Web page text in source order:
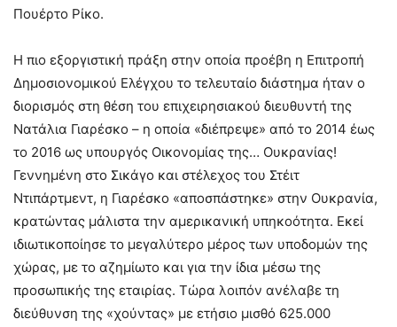
Πουέρτο Ρίκο.
Η πιο εξοργιστική πράξη στην οποία προέβη η Επιτροπή
Δημοσιονομικού Ελέγχου το τελευταίο διάστημα ήταν ο
διορισμός στη θέση του επιχειρησιακού διευθυντή της
Νατάλια Γιαρέσκο – η οποία «διέπρεψε» από το 2014 έως
το 2016 ως υπουργός Οικονομίας της… Ουκρανίας!
Γεννημένη στο Σικάγο και στέλεχος του Στέιτ
Ντιπάρτμεντ, η Γιαρέσκο «αποσπάστηκε» στην Ουκρανία,
κρατώντας μάλιστα την αμερικανική υπηκοότητα. Εκεί
ιδιωτικοποίησε το μεγαλύτερο μέρος των υποδομών της
χώρας, με το αζημίωτο και για την ίδια μέσω της
προσωπικής της εταιρίας. Τώρα λοιπόν ανέλαβε τη
διεύθυνση της «χούντας» με ετήσιο μισθό 625.000